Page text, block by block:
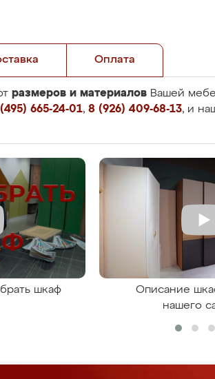
Оплата
размеров и материалов Вашей
665-24-01, 8 (926) 409-68-13, и
шкаф
Описание
нашего